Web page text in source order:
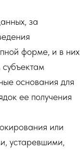
за
форме, и в них
основания для
ее получения
или
устаревшими,